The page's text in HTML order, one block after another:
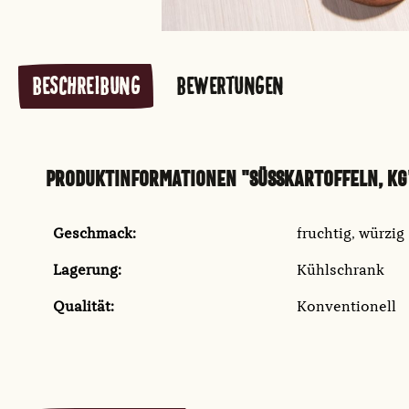
BESCHREIBUNG BEWERTUNGEN
PRODUKTINFORMATIONEN "SÜSSKARTOFFELN,
Geschmack: fruchtig, würzig
Lagerung: Kühlschrank
Qualität: Konventionell